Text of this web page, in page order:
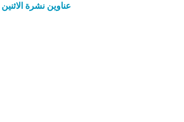
عناوين نشرة الاثنين 27 تشرين الأوّل 2025: نعمة الله